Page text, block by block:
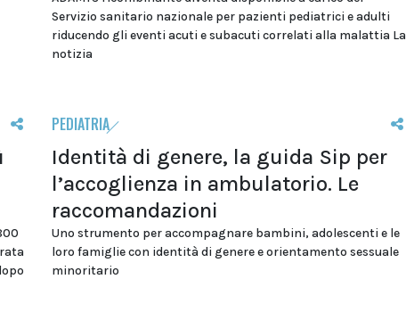
Servizio sanitario nazionale per pazienti pediatrici e adulti
riducendo gli eventi acuti e subacuti correlati alla malattia La
notizia
PEDIATRIA
Identità di genere, la guida Sip per
l’accoglienza in ambulatorio. Le
raccomandazioni
Uno strumento per accompagnare bambini, adolescenti e le
loro famiglie con identità di genere e orientamento sessuale
minoritario